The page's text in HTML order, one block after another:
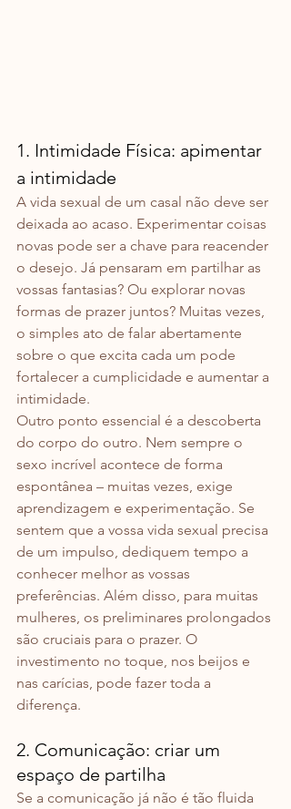
1. Intimidade Física: apimentar
a intimidade
A vida sexual de um casal não deve ser
deixada ao acaso. Experimentar coisas
novas pode ser a chave para reacender
o desejo. Já pensaram em partilhar as
vossas fantasias? Ou explorar novas
formas de prazer juntos? Muitas vezes,
o simples ato de falar abertamente
sobre o que excita cada um pode
fortalecer a cumplicidade e aumentar a
intimidade.
Outro ponto essencial é a descoberta
do corpo do outro. Nem sempre o
sexo incrível acontece de forma
espontânea – muitas vezes, exige
aprendizagem e experimentação. Se
sentem que a vossa vida sexual precisa
de um impulso, dediquem tempo a
conhecer melhor as vossas
preferências. Além disso, para muitas
mulheres, os preliminares prolongados
são cruciais para o prazer. O
investimento no toque, nos beijos e
nas carícias, pode fazer toda a
diferença.
2. Comunicação: criar um
espaço de partilha
Se a comunicação já não é tão fluida